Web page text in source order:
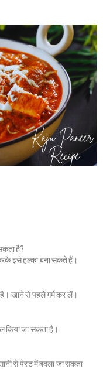
है?
इसे हल्का बना सकते हैं।
खाने से पहले गर्म कर लें।
किया जा सकता है।
से पेस्ट में बदला जा सकता